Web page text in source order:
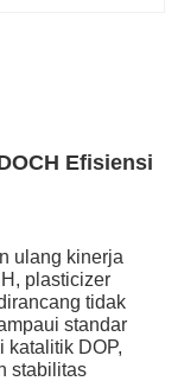
Efisiensi
ulang kinerja
plasticizer
tidak
standar
katalitik DOP,
stabilitas